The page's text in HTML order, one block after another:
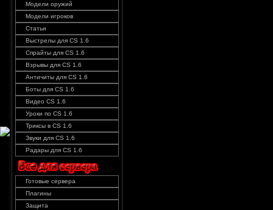
Модели оружий
Модели игроков
Статьи
Выстрелы для CS 1.6
Спрайты для CS 1.6
Взрывы для CS 1.6
Античиты для CS 1.6
Боты для CS 1.6
Видео CS 1.6
Уроки по CS 1.6
Триксы в CS 1.6
Звуки для CS 1.6
Радары для CS 1.6
Готовые сервера
Плагины
Защита